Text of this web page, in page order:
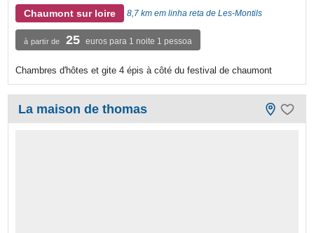
Chaumont sur loire 8,7 km em linha reta de Les-Montils
à partir de 25 euros para 1 noite 1 pessoa
Chambres d'hôtes et gite 4 épis à côté du festival de chaumont
La maison de thomas